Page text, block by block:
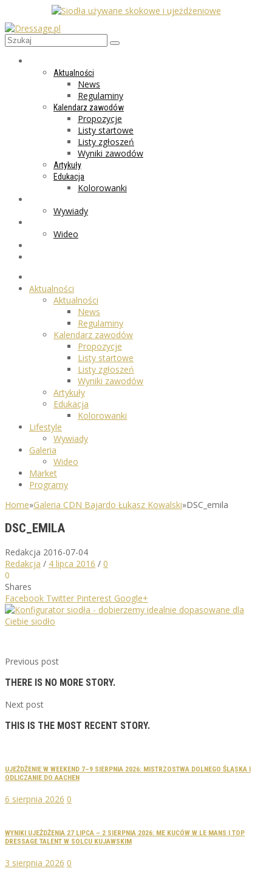
Aktualności
News
Regulaminy
Kalendarz zawodów
Propozycje
Listy startowe
Listy zgłoszeń
Wyniki zawodów
Artykuły
Edukacja
Kolorowanki
Wywiady
Wideo
Aktualności
Aktualności
News
Regulaminy
Kalendarz zawodów
Propozycje
Listy startowe
Listy zgłoszeń
Wyniki zawodów
Artykuły
Edukacja
Kolorowanki
Lifestyle
Wywiady
Galeria
Wideo
Market
Programy
Home»Galeria CDN Bajardo Łukasz Kowalski»DSC_emila
DSC_EMILA
Redakcja 2016-07-04
Redakcja / 4 lipca 2016 / 0
0
Shares
Facebook Twitter Pinterest Google+
Previous post
THERE IS NO MORE STORY.
Next post
THIS IS THE MOST RECENT STORY.
UJEŻDŻENIE W WEEKEND 7–9 SIERPNIA 2026: MISTRZOSTWA DOLNEGO ŚLĄSKA I
ODLICZANIE DO AACHEN
6 sierpnia 2026 0
WYNIKI UJEŻDŻENIA 27 LIPCA – 2 SIERPNIA 2026: ME KUCÓW W LE MANS I TOP
DRESSAGE TALENT W SOLCU KUJAWSKIM
3 sierpnia 2026 0